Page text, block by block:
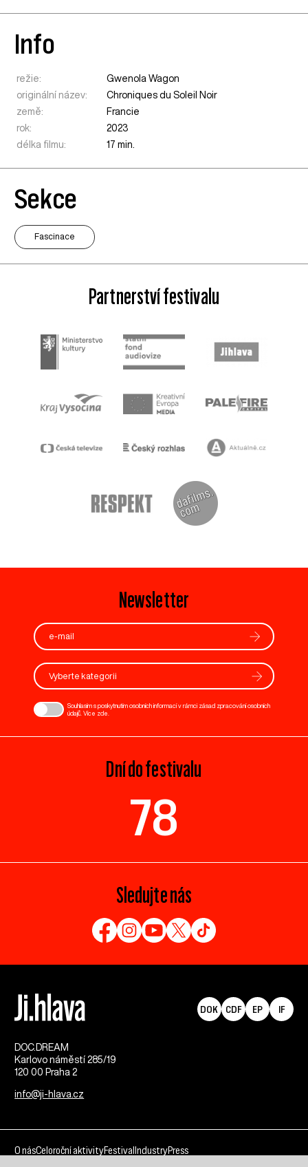
Info
režie:
Gwenola Wagon
originální název:
Chroniques du Soleil Noir
země:
Francie
rok:
2023
délka filmu:
17 min.
Sekce
Fascinace
Partnerství festivalu
Newsletter
Vyberte kategorii
Souhlasím s poskytnutím osobních informací v rámci zásad zpracování osobních
údajů. Více zde
Dní do festivalu
78
Sledujte nás
DOC.DREAM​
Karlovo náměstí 285/19
120 00 Praha 2
info@ji-hlava.cz
DOK CDF EP IF
O násCeloroční aktivityFestival IndustryPress